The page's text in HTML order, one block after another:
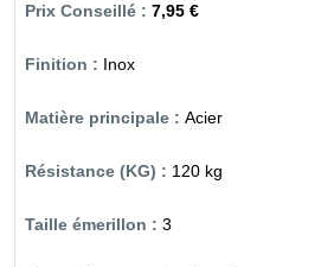
7,95 €
Inox
Acier
120 kg
3